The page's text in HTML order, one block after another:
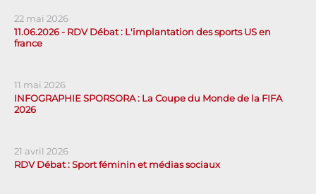
22 mai 2026
11.06.2026 - RDV Débat : L'implantation des sports US en
france
11 mai 2026
INFOGRAPHIE SPORSORA : La Coupe du Monde de la FIFA
2026
21 avril 2026
RDV Débat : Sport féminin et médias sociaux